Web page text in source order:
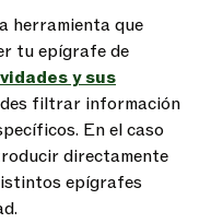
herramienta que
tu epígrafe de
y sus
filtrar información
En el caso
directamente
epígrafes